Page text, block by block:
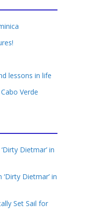
lessons in life
Verde
Dietmar’ in
Dietmar’ in
Set Sail for